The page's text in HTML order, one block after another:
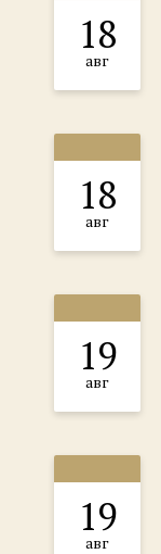
18
авг
18
авг
19
авг
19
авг